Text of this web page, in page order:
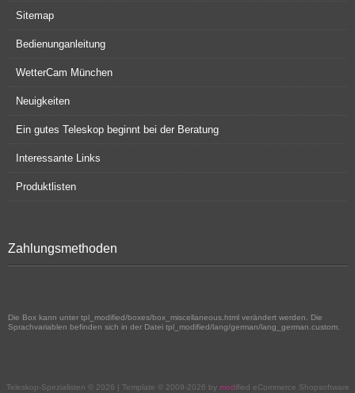
Sitemap
Bedienunganleitung
WetterCam München
Neuigkeiten
Ein gutes Teleskop beginnt bei der Beratung
Interessante Links
Produktlisten
Zahlungsmethoden
Die Box kann unter tpl_modified/boxes/box_miscellaneous.html verändert werden. Die
Sprachvariablen befinden sich in der Datei tpl_modified/lang/german/lang_german.custom.
Teleskop-Spezialisten © 2026 | Template © 2009-2026 by mod ified eCommerce Shopsoftware